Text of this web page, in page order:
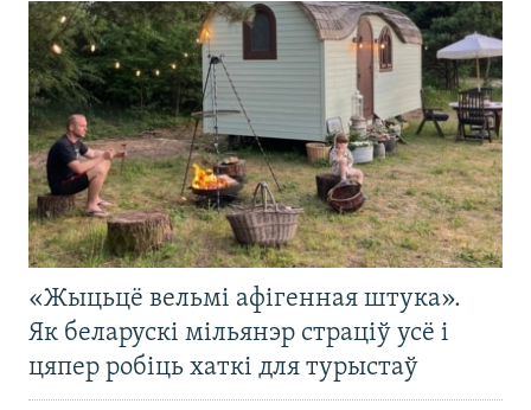
«Жыцьцё вельмі афігенная штука».
Як беларускі мільянэр страціў усё і
цяпер робіць хаткі для турыстаў